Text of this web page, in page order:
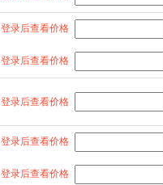
登录后查看价格
登录后查看价格
登录后查看价格
登录后查看价格
登录后查看价格